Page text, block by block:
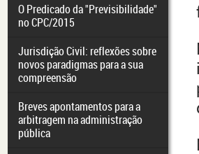
O Predicado da "Previsibilidade"
no CPC/2015
Jurisdição Civil: reflexões sobre
novos paradigmas para a sua
compreensão
Breves apontamentos para a
arbitragem na administração
pública